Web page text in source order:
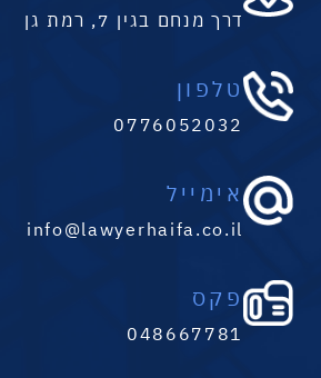
דרך מנחם בגין 7, רמת גן
טלפון
0776052032
אימייל
info@lawyerhaifa.co.il
פקס
048667781